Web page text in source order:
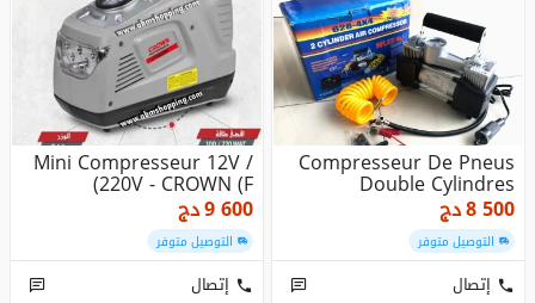
Compresseur De Pneus
Double Cylindres
8 500دج
التوصيل متوفر
إتصال
Mini Compresseur 12V /
220V - CROWN (F)
9 600دج
التوصيل متوفر
إتصال